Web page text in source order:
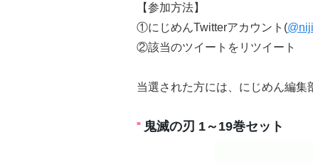
【参加方法】
①にじめんTwitterアカウント(
②該当のツイートをリツイート
当選された方には、にじめん編集
鬼滅の刃 1～19巻セット